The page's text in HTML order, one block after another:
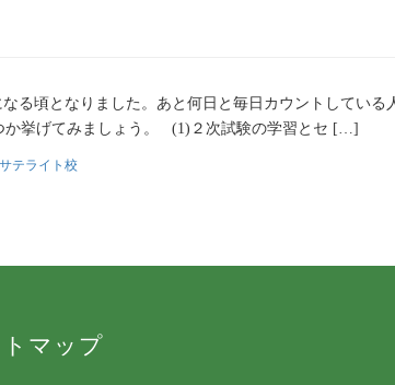
る頃となりました。あと何日と毎日カウントしている
か挙げてみましょう。 (1)２次試験の学習とセ […]
サテライト校
マップ